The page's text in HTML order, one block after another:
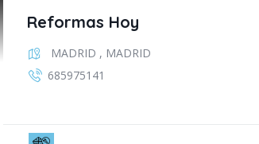
Reformas Hoy
MADRID , MADRID
685975141